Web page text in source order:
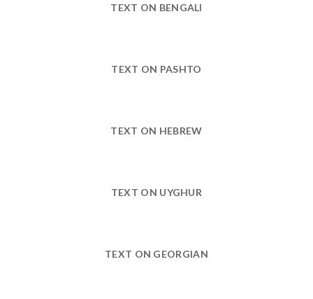
TEXT ON BENGALI
TEXT ON PASHTO
TEXT ON HEBREW
TEXT ON UYGHUR
TEXT ON GEORGIAN